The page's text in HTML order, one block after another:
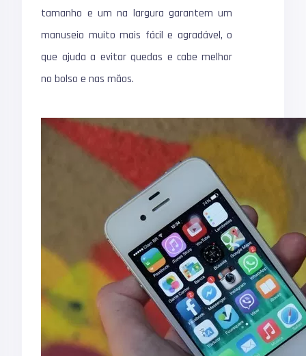
tamanho e um na largura garantem um
manuseio muito mais fácil e agradável, o
que ajuda a evitar quedas e cabe melhor
no bolso e nas mãos.